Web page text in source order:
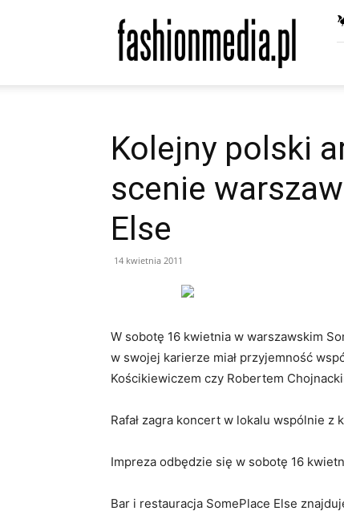
Moda
Trendy
|
Design
Kolejny polski
scenie
Else
14 kwietnia 2011
W sobotę 16 kwietnia w warszawskim
w swojej karierze miał przyjemność
Kościkiewiczem czy Robertem
Rafał zagra koncert w lokalu wspólnie z
Impreza odbędzie się w sobotę 16
Bar i restauracja SomePlace Else